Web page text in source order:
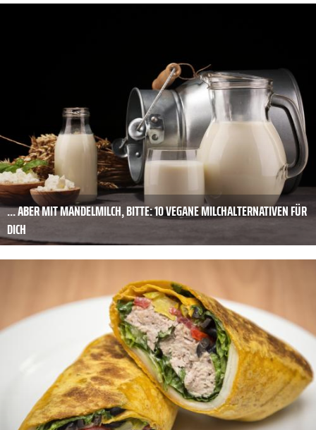
... ABER MIT MANDELMILCH, BITTE: 10 VEGANE MILCHALTERNATIVEN FÜR
DICH